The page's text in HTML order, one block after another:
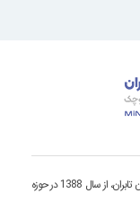
مرکز مینی کامپیوتر با نام رسمی تعاونی داده پردازی پیمان نیک کاران تابران، از سال 1388 در حوزه